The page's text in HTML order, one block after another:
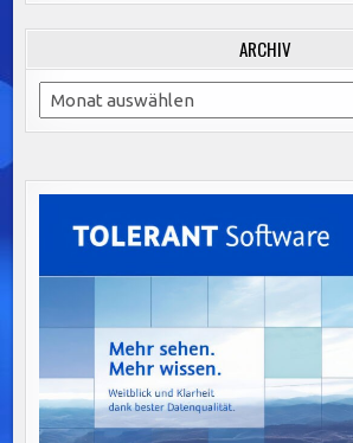
ARCHIV
Archiv